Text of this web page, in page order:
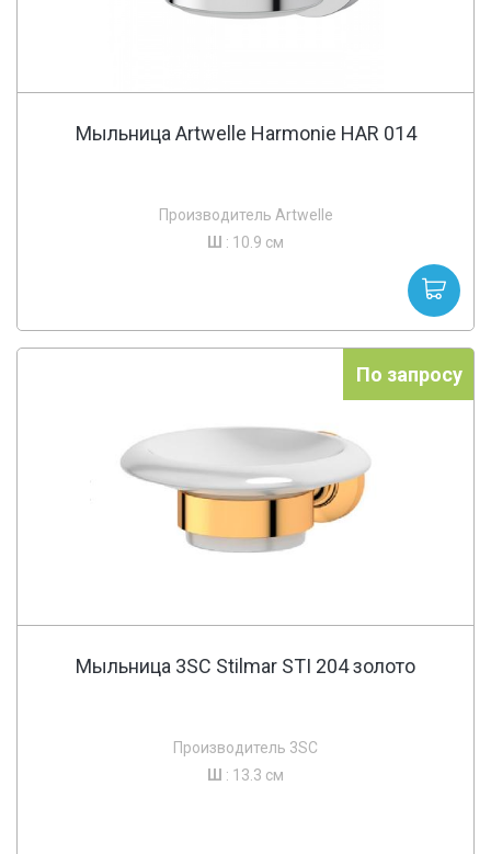
Мыльница Artwelle Harmonie HAR 014
Производитель Artwelle
Ш : 10.9 см
По запросу
Мыльница 3SC Stilmar STI 204 золото
Производитель 3SC
Ш : 13.3 см